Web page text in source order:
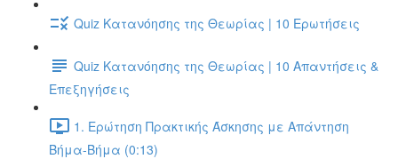
Quiz Κατανόησης της Θεωρίας | 10 Ερωτήσεις
Quiz Κατανόησης της Θεωρίας | 10 Απαντήσεις &
Επεξηγήσεις
1. Ερώτηση Πρακτικής Άσκησης με Απάντηση
Βήμα-Βήμα (0:13)